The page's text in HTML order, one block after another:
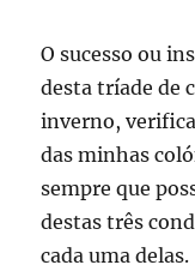
O sucesso ou
desta tríade de
inverno,
das minhas
sempre que
destas três
cada uma delas.